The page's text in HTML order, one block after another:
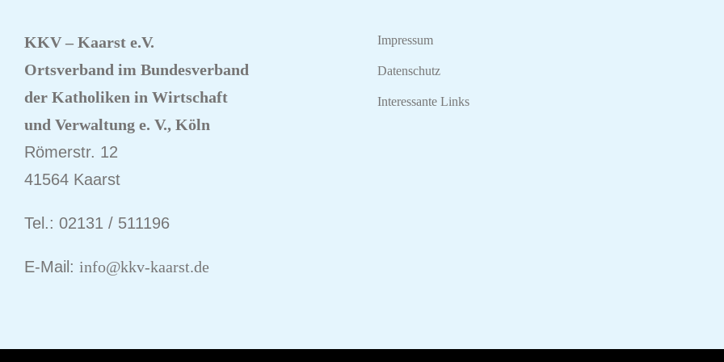
KKV – Kaarst e.V.
Ortsverband im Bundesverband
der Katholiken in Wirtschaft
und Verwaltung e. V., Köln
Römerstr. 12
41564 Kaarst
Tel.: 02131 / 511196
E-Mail: info@kkv-kaarst.de
Impressum
Datenschutz
Interessante Links